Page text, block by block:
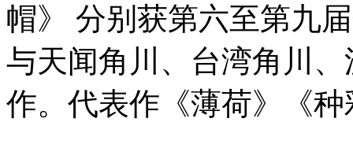
帽》 分别获第六至第九
与天闻角川、台湾角川
作。代表作《薄荷》《